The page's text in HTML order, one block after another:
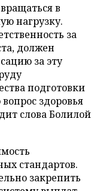
в
нагрузку.
за
должен
за эту
подготовки
здоровья
слова Болилой
стандартов.
закрепить